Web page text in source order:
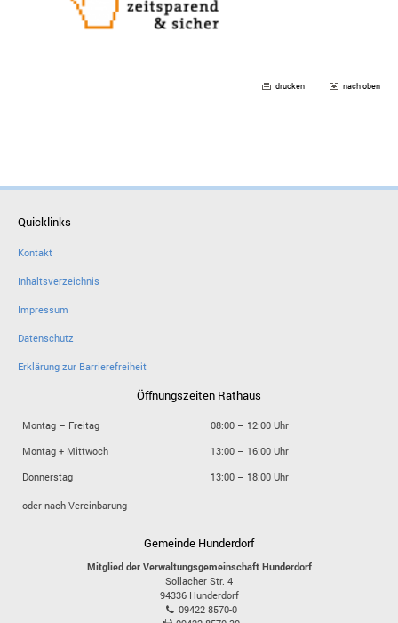
drucken nach oben
Quicklinks
Kontakt
Inhaltsverzeichnis
Impressum
Datenschutz
Erklärung zur Barrierefreiheit
Öffnungszeiten Rathaus
Montag – Freitag
08:00 – 12:00 Uhr
Montag + Mittwoch
13:00 – 16:00 Uhr
Donnerstag
13:00 – 18:00 Uhr
oder nach Vereinbarung
Gemeinde Hunderdorf
Mitglied der Verwaltungsgemeinschaft Hunderdorf
Sollacher Str. 4
94336 Hunderdorf
09422 8570-0